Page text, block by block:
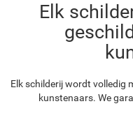
Elk
Elk schilderij wordt volledig
kunstenaars. We